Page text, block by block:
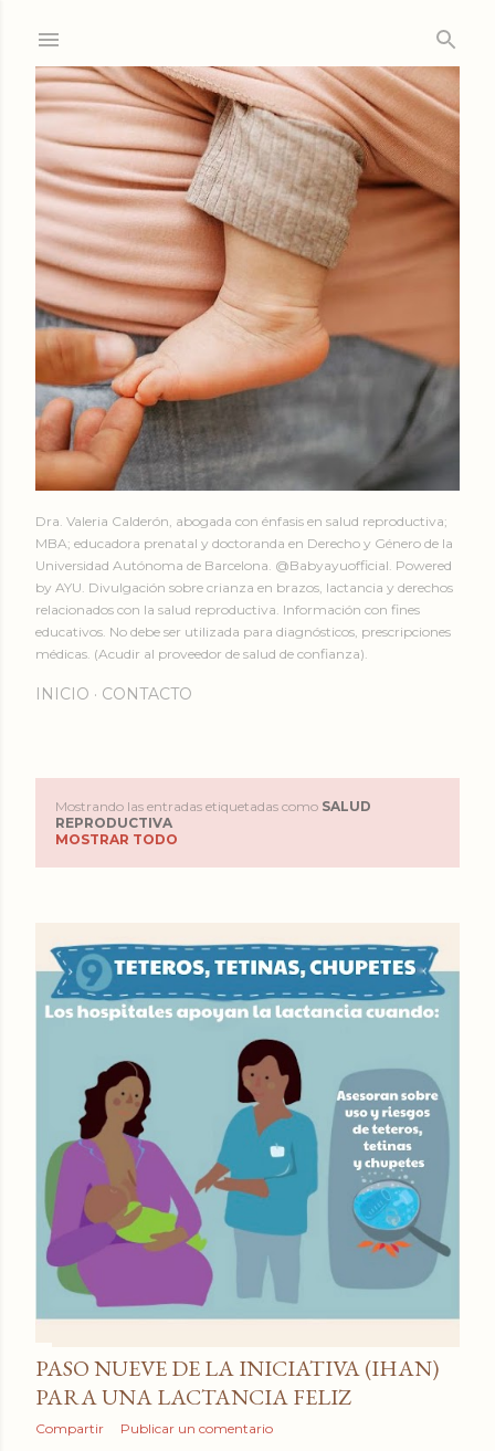
Dra. Valeria Calderón, abogada con énfasis en salud reproductiva;
MBA; educadora prenatal y doctoranda en Derecho y Género de la
Universidad Autónoma de Barcelona. @Babyayuofficial. Powered
by AYU. Divulgación sobre crianza en brazos, lactancia y derechos
relacionados con la salud reproductiva. Información con fines
educativos. No debe ser utilizada para diagnósticos, prescripciones
médicas. (Acudir al proveedor de salud de confianza).
INICIO CONTACTO
n
a
Mostrando las entradas etiquetadas como SALUD
REPRODUCTIVA
MOSTRAR TODO
PASO NUEVE DE LA INICIATIVA (IHAN)
PARA UNA LACTANCIA FELIZ
Compartir Publicar un comentario